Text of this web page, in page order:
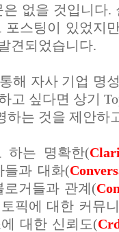
없을 것입니다.
포스팅이 있었지
견되었습니다.
해 자사 기업 명
고 싶다면 상기
하는 것을 제안하
하는 명확한(
들과 대화(
로거들과 관계(
픽에 대한 커뮤
대한 신뢰도(